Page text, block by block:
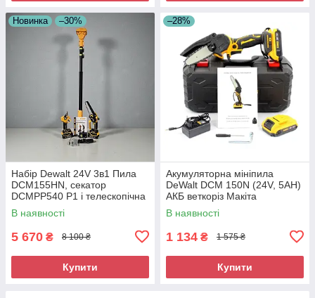
Новинка –30%
Набір Dewalt 24V 3в1 Пила
DCM155HN, секатор
DCMPP540 P1 і телескопічна
штанга 2,6 м.
В наявності
5 670 ₴ 8 100 ₴
Купити
–28%
Акумуляторна мініпила
DeWalt DCM 150N (24V, 5AH)
АКБ веткоріз Макіта
В наявності
1 134 ₴ 1 575 ₴
Купити